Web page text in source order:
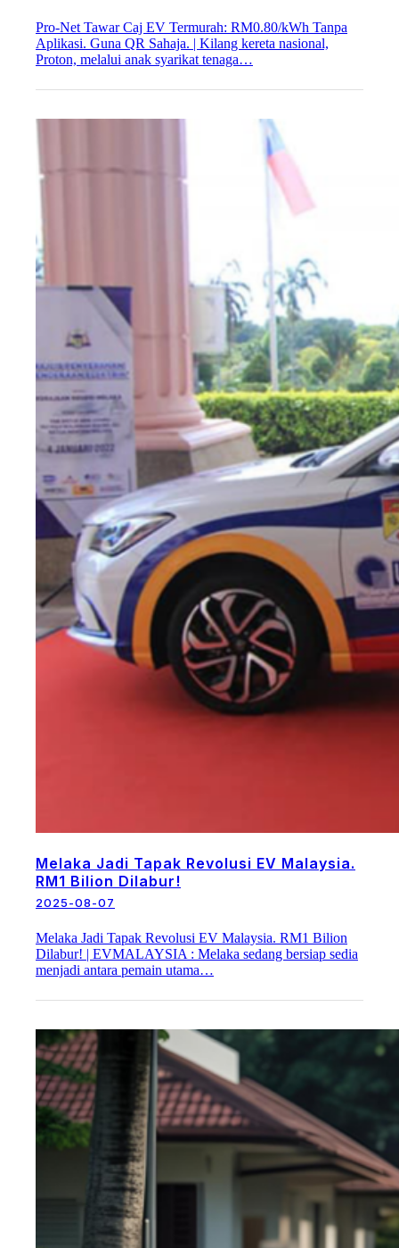
Pro-Net Tawar Caj EV Termurah: RM0.80/kWh Tanpa
Aplikasi. Guna QR Sahaja. | Kilang kereta nasional,
Proton, melalui anak syarikat tenaga…
Melaka Jadi Tapak Revolusi EV Malaysia.
RM1 Bilion Dilabur!
2025-08-07
Melaka Jadi Tapak Revolusi EV Malaysia. RM1 Bilion
Dilabur! | EVMALAYSIA : Melaka sedang bersiap sedia
menjadi antara pemain utama…